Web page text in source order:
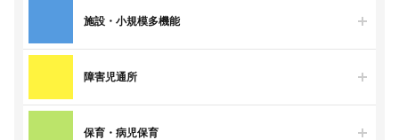
施設・小規模多機能
障害児通所
保育・病児保育